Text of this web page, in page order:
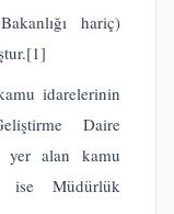
hariç)
[1]
idarelerinin
Daire
yer alan kamu
ise Müdürlük